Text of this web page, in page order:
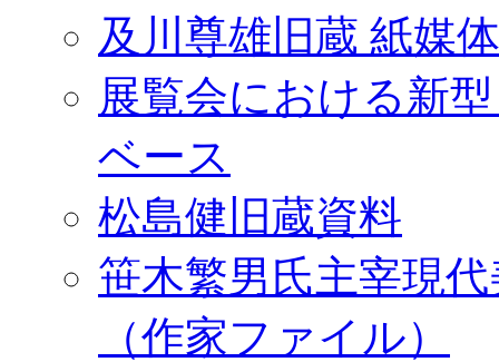
及川尊雄旧蔵 紙媒
展覧会における新
ベース
松島健旧蔵資料
笹木繁男氏主宰現
（作家ファイル）